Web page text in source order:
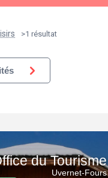
>1 résultat
du Tourisme
Uvernet-Fours